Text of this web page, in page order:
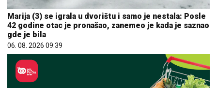
Marija (3) se igrala u dvorištu i samo je nestala: Posle
42 godine otac je pronašao, zanemeo je kada je saznao
gde je bila
06. 08. 2026 09:39